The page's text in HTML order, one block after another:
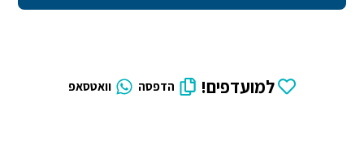
למועדפים! הדפסה וואטסאפ